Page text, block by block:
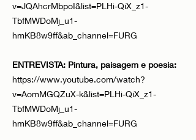
v=JQAhcrMbpoI&list=PLHi-QiX_z1-
TbfMWDoMj_u1-
hmKB8w9ff&ab_channel=FURG
ENTREVISTA: Pintura, paisagem e poesia:
https://www.youtube.com/watch?
v=AomMGQZuX-k&list=PLHi-QiX_z1-
TbfMWDoMj_u1-
hmKB8w9ff&ab_channel=FURG